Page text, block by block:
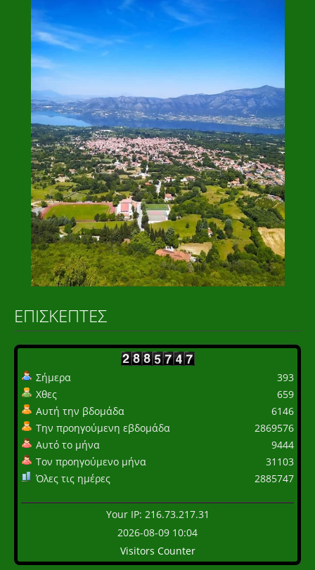
ΕΠΙΣΚΈΠΤΕΣ
Σήμερα
Χθες
Αυτή την βδομάδα
Την προηγούμενη εβδομάδα
Αυτό το μήνα
Τον προηγούμενο μήνα
Όλες τις ημέρες
393
659
6146
2869576
9444
31103
2885747
Your IP: 216.73.217.31
2026-08-09 10:04
Visitors Counter